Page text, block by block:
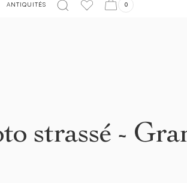
ANTIQUITÉS 0
strassé -